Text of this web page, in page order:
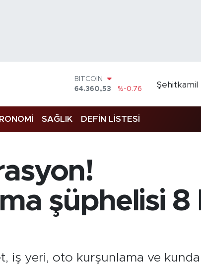
BITCOIN
64.360,53
%-0.76
47,7143
%0.16
EURO
6574.81
BİST100
Şehitkamil
SAĞLIK DEFİN LİSTESİ
şüphelisi 8
iş yeri, oto kurşunlama ve